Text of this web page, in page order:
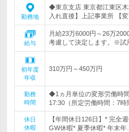
勤務地
◆東京支店 東京都江東区
入れ直後】上記事業所 【
給与
月給23万6000円～26万
考慮して決定します。※試
初年度
年収
310万円～450万円
勤務
時間
◆1ヵ月単位の変形労働時
17:30（所定労働時間：7時
休日
休暇
【年間休日126日】* 完全
GW休暇* 夏季休暇* 年末年…